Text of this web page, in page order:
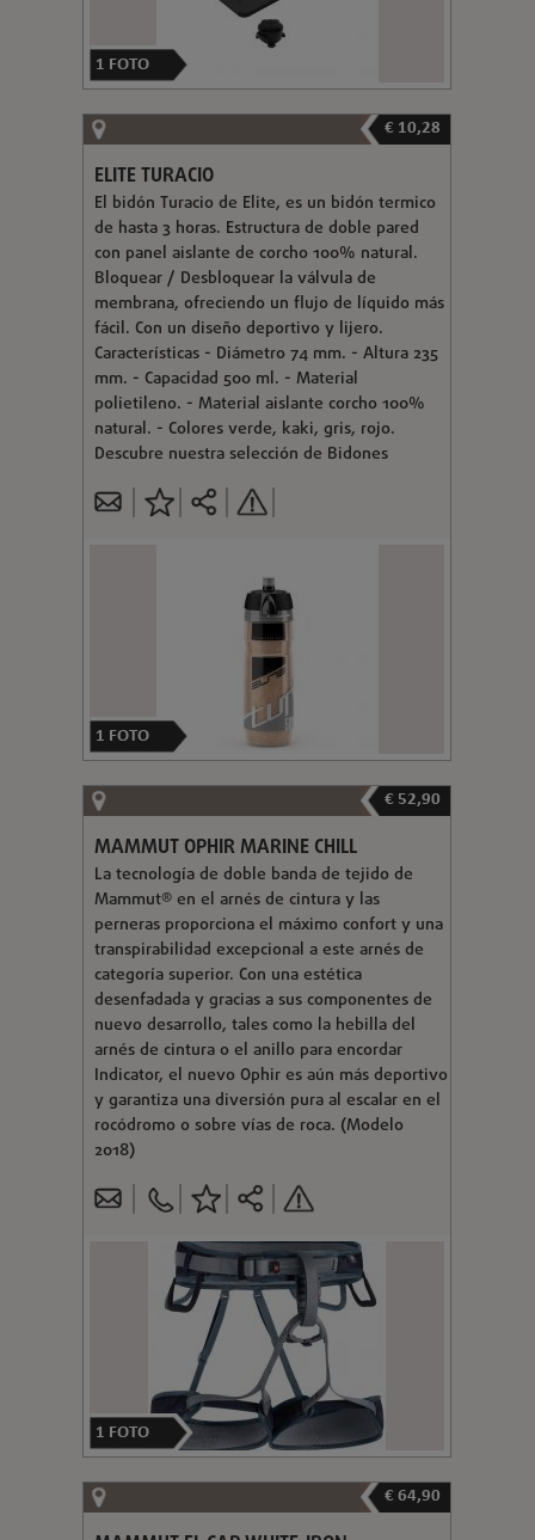
1 FOTO
€ 10,28
ELITE TURACIO
El bidón Turacio de Elite, es un bidón termico
de hasta 3 horas. Estructura de doble pared
con panel aislante de corcho 100% natural.
Bloquear / Desbloquear la válvula de
membrana, ofreciendo un flujo de líquido más
fácil. Con un diseño deportivo y lijero.
Características - Diámetro 74 mm. - Altura 235
mm. - Capacidad 500 ml. - Material
polietileno. - Material aislante corcho 100%
natural. - Colores verde, kaki, gris, rojo.
Descubre nuestra selección de Bidones
1 FOTO
€ 52,90
MAMMUT OPHIR MARINE CHILL
La tecnología de doble banda de tejido de
Mammut® en el arnés de cintura y las
perneras proporciona el máximo confort y una
transpirabilidad excepcional a este arnés de
categoría superior. Con una estética
desenfadada y gracias a sus componentes de
nuevo desarrollo, tales como la hebilla del
arnés de cintura o el anillo para encordar
Indicator, el nuevo Ophir es aún más deportivo
y garantiza una diversión pura al escalar en el
rocódromo o sobre vías de roca. (Modelo
2018)
1 FOTO
€ 64,90